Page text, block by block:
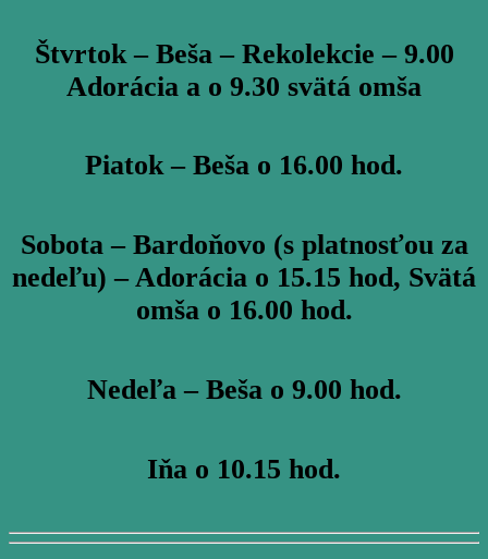
Štvrtok – Beša – Rekolekcie – 9.00
Adorácia a o 9.30 svätá omša
Piatok – Beša o 16.00 hod.
Sobota – Bardoňovo (s platnosťou za
nedeľu) – Adorácia o 15.15 hod, Svätá
omša o 16.00 hod.
Nedeľa – Beša o 9.00 hod.
Iňa o 10.15 hod.